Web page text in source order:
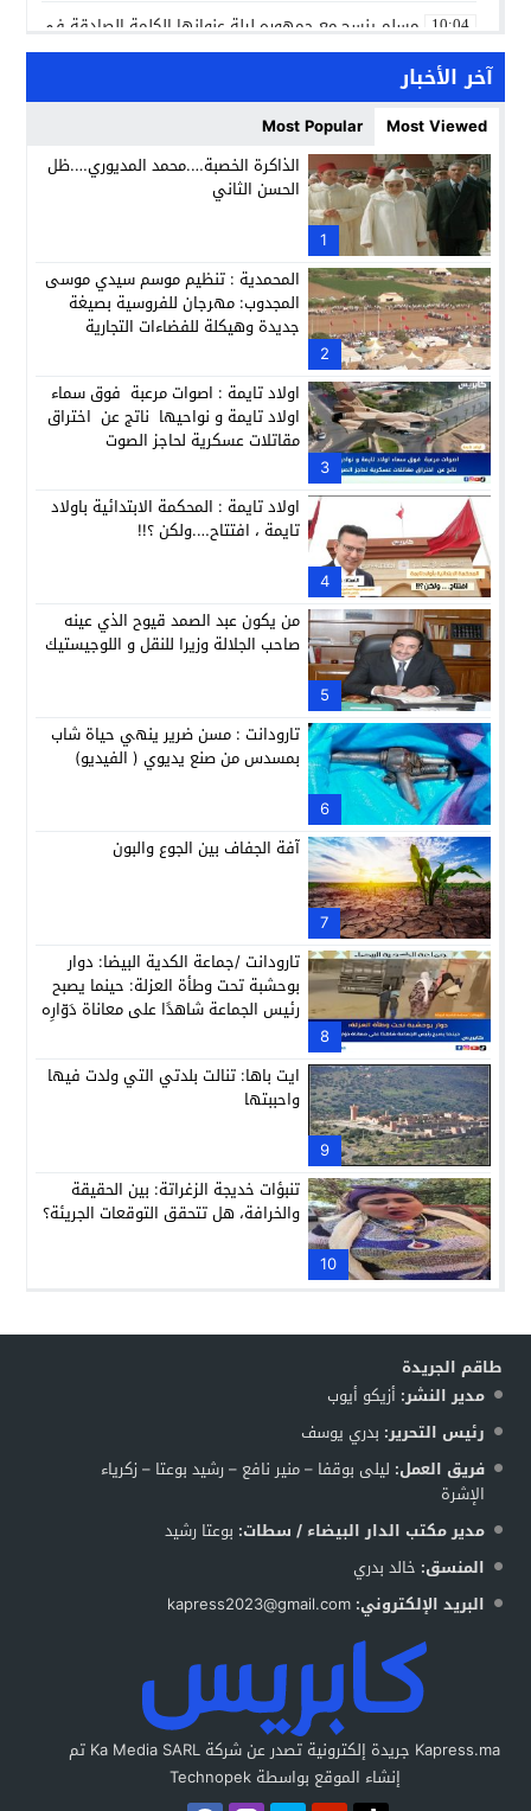
10:04 مسلم ينسج مع جمهوره ليلة عنوانها الكلمة الصادقة في
18:17 مؤسسة سجلماسة الخاصة للتعليم العتيق… منارة تربوية تجمع
إحياء مشروع الحي الحرفي عنوان لقاء جمع وفد من جمعية
14:24 بن كيران يهاجم “البام”: “حزب الفساد وقياداته انتهى
11:33 كمال محرر يقود استئنافية تارودانت: مسار قضائي راسخ ورؤية
11:05 حبشان وكيلاً عاماً بتارودانت: ترقية جديدة في الحركة القضائية
آخر الأخبار
Most Viewed
Most Popular
1
الذاكرة الخصبة….محمد المديوري….ظل
الحسن الثاني
2
المحمدية : تنظيم موسم سيدي موسى
المجدوب: مهرجان للفروسية بصيغة
جديدة وهيكلة للفضاءات التجارية
3
اولاد تايمة : اصوات مرعبة فوق سماء
اولاد تايمة و نواحيها ناتج عن اختراق
مقاتلات عسكرية لحاجز الصوت
4
اولاد تايمة : المحكمة الابتدائية باولاد
تايمة ، افتتاح….ولكن ؟!!
5
من يكون عبد الصمد قيوح الذي عينه
صاحب الجلالة وزيرا للنقل و اللوجيستيك
6
تارودانت : مسن ضرير ينهي حياة شاب
بمسدس من صنع يديوي ( الفيديو)
7
آفة الجفاف بين الجوع والبون
8
تارودانت /جماعة الكدية البيضا: دوار
بوحشبة تحت وطأة العزلة: حينما يصبح
رئيس الجماعة شاهدًا على معاناة دَوّارِه
9
ايت باها: تنالت بلدتي التي ولدت فيها
واحببتها
10
تنبؤات خديجة الزغراتة: بين الحقيقة
والخرافة، هل تتحقق التوقعات الجريئة؟
طاقم الجريدة
مدير النشر: أزيكو أيوب
رئيس التحرير: بدري يوسف
فريق العمل: ليلى بوقفا – منير نافع – رشيد بوعتا – زكرياء
الإشرة
مدير مكتب الدار البيضاء / سطات: بوعتا رشيد
المنسق: خالد بدري
البريد الإلكتروني: kapress2023@gmail.com
Kapress.ma جريدة إلكترونية تصدر عن شركة Ka Media SARL تم
إنشاء الموقع بواسطة Technopek